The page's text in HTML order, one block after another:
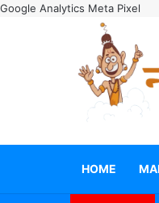
Google Analytics Meta Pixel
HOME